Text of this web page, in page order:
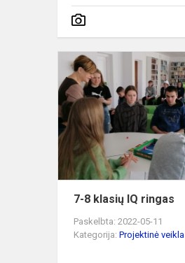
7-8 klasių IQ ringas
Paskelbta: 2022-05-11
Kategorija: Projektinė veikla